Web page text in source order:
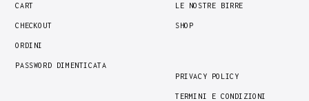
CART
CHECKOUT
ORDINI
PASSWORD DIMENTICATA
LE NOSTRE BIRRE
SHOP
PRIVACY POLICY
TERMINI E CONDIZIONI